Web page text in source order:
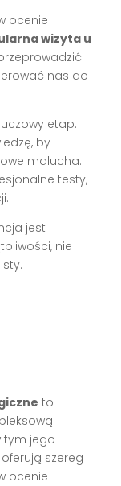
ocenie
wizyta u
nas do
etap.
by
malucha.
testy,
jest
nie
to
tym jego
szereg
ocenie